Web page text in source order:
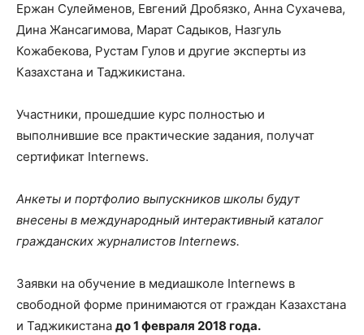
Ержан Сулейменов, Евгений Дробязко, Анна Сухачева,
Дина Жансагимова, Марат Садыков, Назгуль
Кожабекова, Рустам Гулов и другие эксперты из
Казахстана и Таджикистана.
Участники, прошедшие курс полностью и
выполнившие все практические задания, получат
сертификат Internews.
Анкеты и портфолио выпускников школы будут
внесены в международный интерактивный каталог
гражданских журналистов Internews.
Заявки на обучение в медиашколе Internews в
свободной форме принимаются от граждан Казахстана
и Таджикистана до 1 февраля 2018 года.